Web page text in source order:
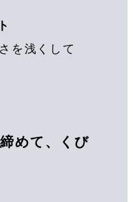
を浅くして
めて、くび